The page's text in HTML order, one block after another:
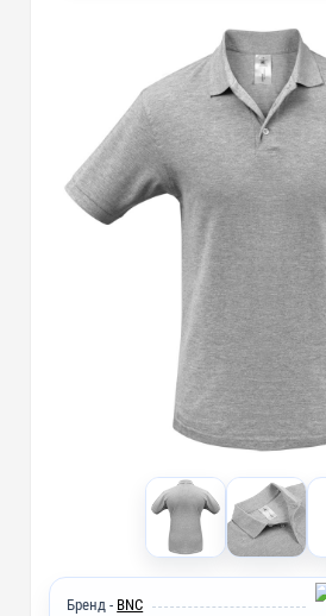
Бренд - BNC